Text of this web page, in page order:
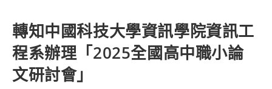
轉知中國科技大學資訊學院資訊工
程系辦理「2025全國高中職小論
文研討會」